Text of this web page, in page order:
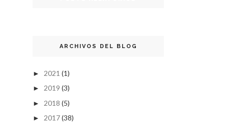
ARCHIVOS DEL BLOG
► 2021 (1)
► 2019 (3)
► 2018 (5)
► 2017(38)